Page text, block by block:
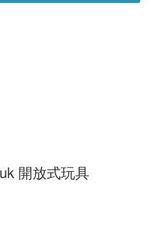
開放式玩具